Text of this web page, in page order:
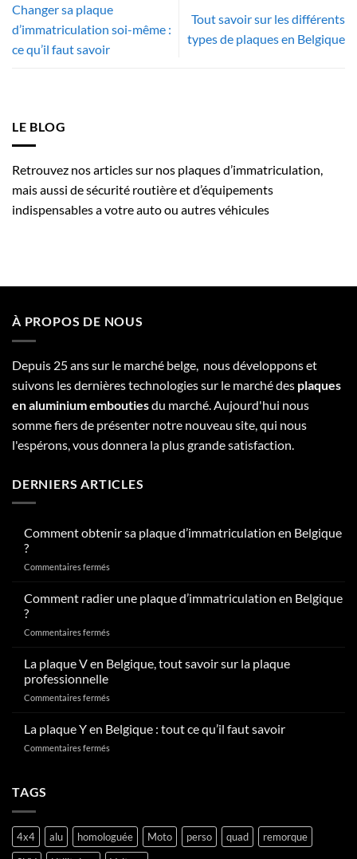
Changer sa plaque
d’immatriculation soi-même :
ce qu’il faut savoir
Tout savoir sur les différents
types de plaques en Belgique
LE BLOG
Retrouvez nos articles sur nos plaques d’immatriculation,
mais aussi de sécurité routière et d’équipements
indispensables a votre auto ou autres véhicules
À PROPOS DE NOUS
Depuis 25 ans sur le marché belge, nous développons et
suivons les dernières technologies sur le marché des plaques
en aluminium emboutiesdu marché. Aujourd'hui nous
somme fiers de présenter notre nouveau site, qui nous
l'espérons, vous donnera la plus grande satisfaction.
DERNIERS ARTICLES
Comment obtenir sa plaque d’immatriculation en Belgique
?
Commentaires ferméssur
d’immatriculation
Belgique
Comment radier une plaque d’immatriculation en Belgique
?
Commentaires ferméssur
radier
d’immatriculation
Belgique
La plaque V en Belgique, tout savoir sur la plaque
professionnelle
Commentaires ferméssur
plaque
en
plaque
professionnelle
La plaque Y en Belgique : tout ce qu’il faut savoir
Commentaires ferméssur
:
tout
ce
TAGS
4x4 alu homologuée Moto perso quad
remorque